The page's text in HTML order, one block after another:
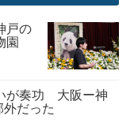
戸の
園
が奏功 大阪ー神
外だった